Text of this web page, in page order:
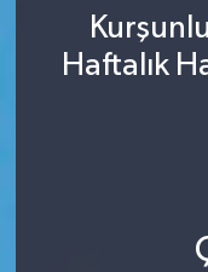
Haftalık
Trafik Durumu
Süper Lig